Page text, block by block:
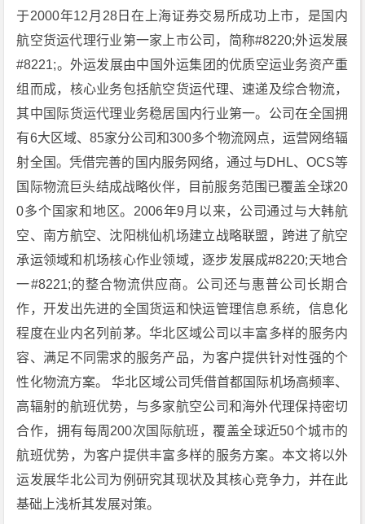
于2000年12月28日在上海证券交易所成功上市，是国内
航空货运代理行业第一家上市公司，简称#8220;外运发展
#8221;。外运发展由中国外运集团的优质空运业务资产重
组而成，核心业务包括航空货运代理、速递及综合物流，
其中国际货运代理业务稳居国内行业第一。公司在全国拥
有6大区域、85家分公司和300多个物流网点，运营网络辐
射全国。凭借完善的国内服务网络，通过与DHL、OCS等
国际物流巨头结成战略伙伴，目前服务范围已覆盖全球20
0多个国家和地区。2006年9月以来，公司通过与大韩航
空、南方航空、沈阳桃仙机场建立战略联盟，跨进了航空
承运领域和机场核心作业领域，逐步发展成#8220;天地合
一#8221;的整合物流供应商。公司还与惠普公司长期合
作，开发出先进的全国货运和快运管理信息系统，信息化
程度在业内名列前茅。华北区域公司以丰富多样的服务内
容、满足不同需求的服务产品，为客户提供针对性强的个
性化物流方案。 华北区域公司凭借首都国际机场高频率、
高辐射的航班优势，与多家航空公司和海外代理保持密切
合作，拥有每周200次国际航班，覆盖全球近50个城市的
航班优势，为客户提供丰富多样的服务方案。本文将以外
运发展华北公司为例研究其现状及其核心竞争力，并在此
基础上浅析其发展对策。